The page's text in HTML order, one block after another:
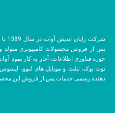
پس از فروش محصولات کامپیوتری متولد و
حوزه فناوری اطلاعات، آغاز به کار نمود.
نوت بوک، تبلت و موبایل های لنوو،
دهنده رسمی خدمات پس از فروش این